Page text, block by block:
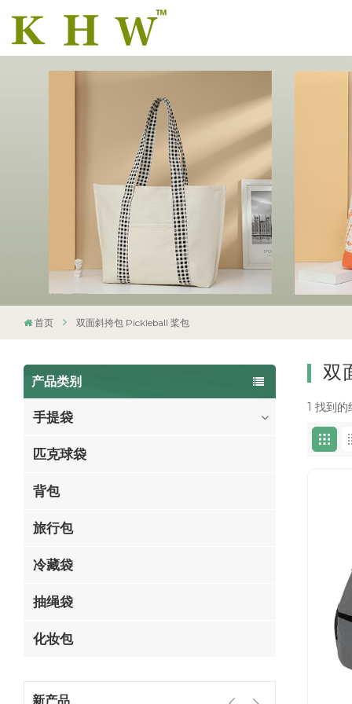
首页 双面斜挎包 Pickleball 桨包
产品类别
手提袋
匹克球袋
背包
旅行包
冷藏袋
抽绳袋
化妆包
新产品
双
1 找到